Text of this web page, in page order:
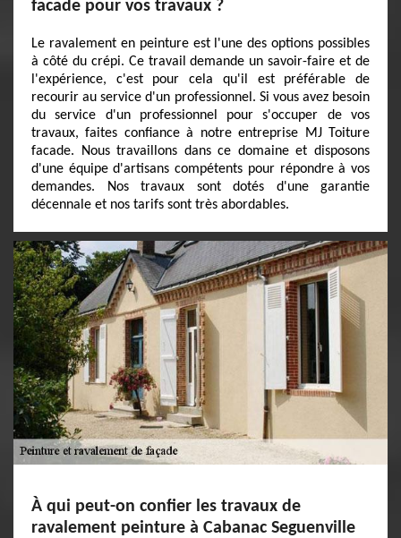
facade pour vos travaux ?
Le ravalement en peinture est l'une des options possibles
à côté du crépi. Ce travail demande un savoir-faire et de
l'expérience, c'est pour cela qu'il est préférable de
recourir au service d'un professionnel. Si vous avez besoin
du service d'un professionnel pour s'occuper de vos
travaux, faites confiance à notre entreprise MJ Toiture
facade. Nous travaillons dans ce domaine et disposons
d'une équipe d'artisans compétents pour répondre à vos
demandes. Nos travaux sont dotés d'une garantie
décennale et nos tarifs sont très abordables.
À qui peut-on confier les travaux de
ravalement peinture à Cabanac Seguenville